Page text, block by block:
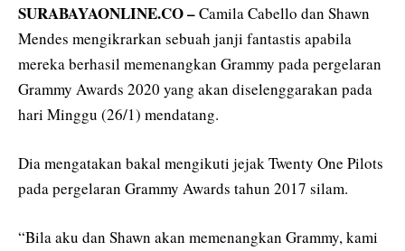
SURABAYAONLINE.CO –Camila Cabello dan Shawn
Mendes mengikrarkan sebuah janji fantastis apabila
mereka berhasil memenangkan Grammy pada pergelaran
Grammy Awards 2020 yang akan diselenggarakan pada
hari Minggu (26/1) mendatang.
Dia mengatakan bakal mengikuti jejak Twenty One Pilots
pada pergelaran Grammy Awards tahun 2017 silam.
“Bila aku dan Shawn akan memenangkan Grammy, kami